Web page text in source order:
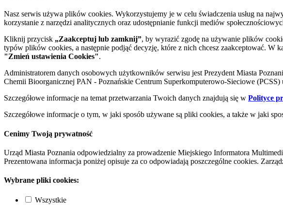
Nasz serwis używa plików cookies. Wykorzystujemy je w celu świadczenia usług na
korzystanie z narzędzi analitycznych oraz udostępnianie funkcji mediów
Kliknij przycisk „Zaakceptuj lub zamknij”, by wyrazić zgodę na używanie plików
typów plików cookies, a następnie podjąć decyzję, które z nich chcesz zaakceptować.
"Zmień ustawienia Cookies".
Administratorem danych osobowych użytkowników serwisu jest Prezydent Miasta
Chemii Bioorganicznej PAN - Poznańskie Centrum Superkomputerowo-Sieciowe
Szczegółowe informacje na temat przetwarzania Twoich danych znajdują się w Polityce
Szczegółowe informacje o tym, w jaki sposób używane są pliki cookies, a także w jaki
Cenimy Twoją prywatność
Urząd Miasta Poznania odpowiedzialny za prowadzenie Miejskiego Informatora
Prezentowana informacja poniżej opisuje za co odpowiadają poszczególne cookies.
Wybrane pliki cookies:
Wszystkie